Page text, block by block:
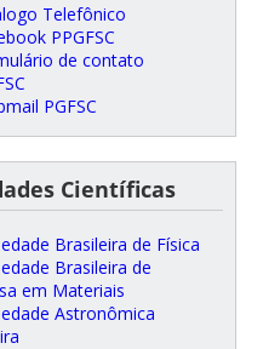
Telefônico
PPGFSC
de contato
PGFSC
Científicas
Brasileira de Física
Brasileira de
em Materiais
Astronômica